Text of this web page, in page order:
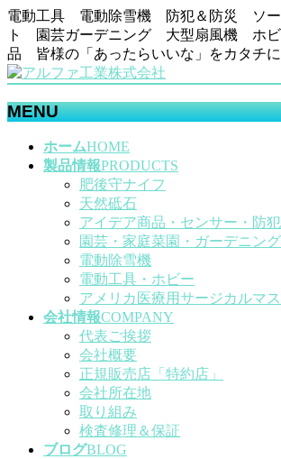
電動工具 電動除雪機 防犯＆防災 ソー
ト 園芸ガーデニング 大型扇風機 ホ
品 皆様の「あったらいいな」をカタチに
MENU
ホームHOME
製品情報PRODUCTS
肥後守ナイフ
天然砥石
アイデア商品・センサー・防
園芸・家庭菜園・ガーデニング
電動除雪機
電動工具・ホビー
アメリカ医療用サージカルマ
会社情報COMPANY
代表ご挨拶
会社概要
正規販売店「特約店」
会社所在地
取り組み
検査修理＆保証
ブログBLOG